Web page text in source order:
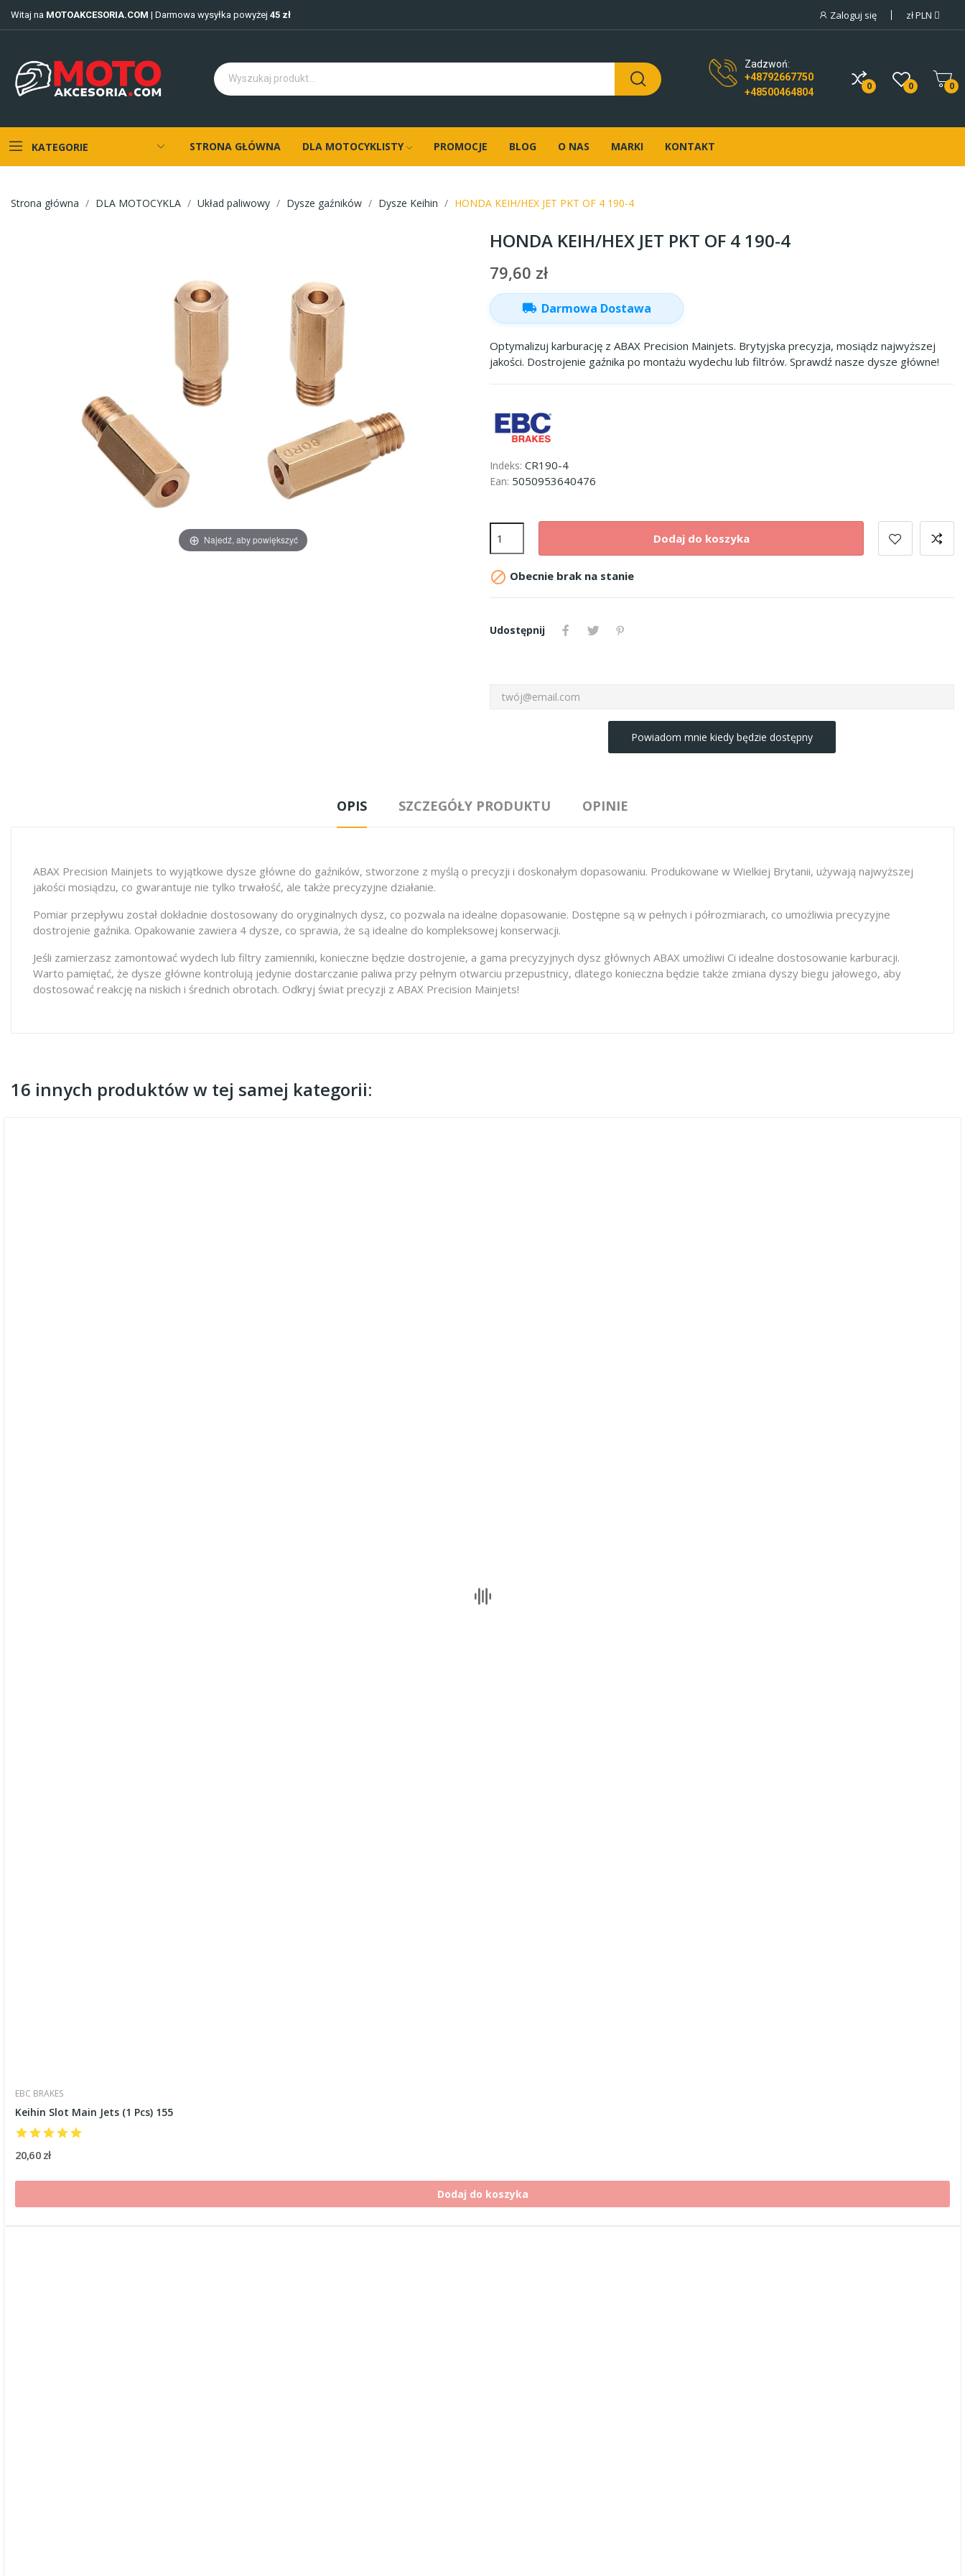
Witaj na MOTOAKCESORIA.COM | Darmowa wysyłka powyżej 45 zł Zaloguj się złPLN
Zadzwoń:
+48792667750
+48500464804
0 0 0
KATEGORIE STRONA GŁÓWNA DLA MOTOCYKLISTY PROMOCJE BLOG O NAS MARKI KONTAKT
Strona główna DLA MOTOCYKLA Układ paliwowy Dysze gaźników Dysze Keihin HONDA KEIH/HEX JET PKT OF 4 190-4
Najedź, aby powiększyć
HONDA KEIH/HEX JET PKT OF 4 190-4
79,60 zł
local_shipping Darmowa Dostawa
Optymalizuj karburację z ABAX Precision Mainjets. Brytyjska precyzja, mosiądz najwyższej
jakości. Dostrojenie gaźnika po montażu wydechu lub filtrów. Sprawdź nasze dysze główne!
Indeks: CR190-4
Ean: 5050953640476
Dodaj do koszyka
 Obecnie brak na stanie
Udostępnij
Powiadom mnie kiedy będzie dostępny
OPIS SZCZEGÓŁY PRODUKTU OPINIE
ABAX Precision Mainjets to wyjątkowe dysze główne do gaźników, stworzone z myślą o precyzji i doskonałym dopasowaniu. Produkowane w Wielkiej Brytanii, używają najwyższej
jakości mosiądzu, co gwarantuje nie tylko trwałość, ale także precyzyjne działanie.
Pomiar przepływu został dokładnie dostosowany do oryginalnych dysz, co pozwala na idealne dopasowanie. Dostępne są w pełnych i półrozmiarach, co umożliwia precyzyjne
dostrojenie gaźnika. Opakowanie zawiera 4 dysze, co sprawia, że są idealne do kompleksowej konserwacji.
Jeśli zamierzasz zamontować wydech lub filtry zamienniki, konieczne będzie dostrojenie, a gama precyzyjnych dysz głównych ABAX umożliwi Ci idealne dostosowanie karburacji.
Warto pamiętać, że dysze główne kontrolują jedynie dostarczanie paliwa przy pełnym otwarciu przepustnicy, dlatego konieczna będzie także zmiana dyszy biegu jałowego, aby
dostosować reakcję na niskich i średnich obrotach. Odkryj świat precyzji z ABAX Precision Mainjets!
16 innych produktów w tej samej kategorii:
EBC BRAKES
Keihin Slot Main Jets (1 Pcs) 155
20,60 zł
Dodaj do koszyka